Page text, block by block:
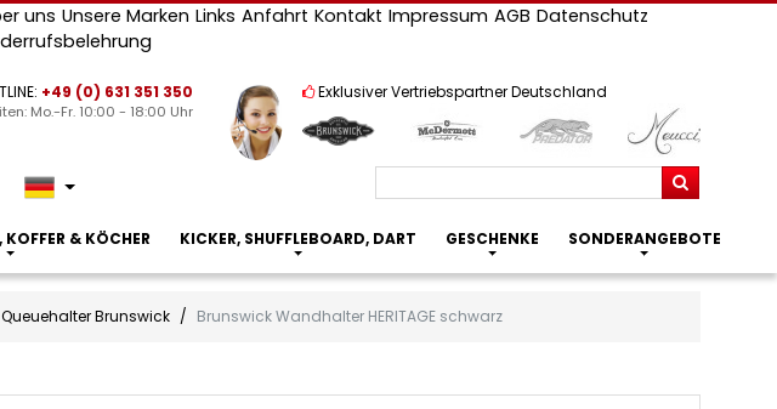
uns Unsere Marken Links Anfahrt Kontakt Impressum AGB Datenschutz
Exklusiver Vertriebspartner Deutschland
+49 (0) 631 351 350
Mo.-Fr. 10:00 - 18:00 Uhr
Suchen
& KÖCHER KICKER, SHUFFLEBOARD, DART GESCHENKE SONDERANGEBOTE
Queuehalter Brunswick Brunswick Wandhalter HERITAGE schwarz